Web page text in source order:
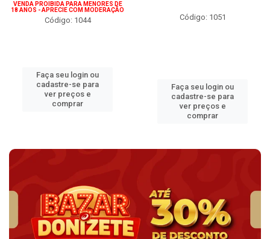
VENDA PROIBIDA PARA MENORES DE
18 ANOS - APRECIE COM MODERAÇÃO
Código: 1044
Faça seu login ou
cadastre-se para
ver preços e
comprar
Código: 1051
Faça seu login ou
cadastre-se para
ver preços e
comprar